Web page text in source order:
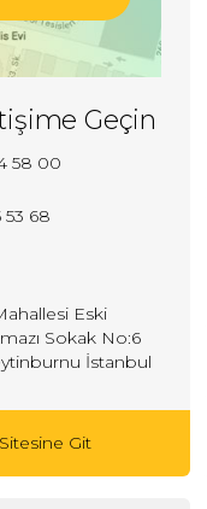
Geçin
58 00
53 68
Eski
Sokak No:6
İstanbul
Git